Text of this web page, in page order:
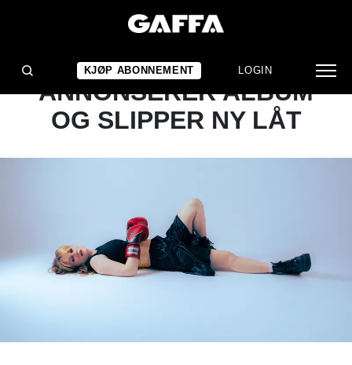
KJØP ABONNEMENT LOGIN
NYHET
SLØTFACE
ANNONSERER ALBUM
OG SLIPPER NY LÅT